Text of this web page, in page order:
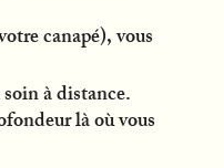
canapé), vous
à distance.
là où vous